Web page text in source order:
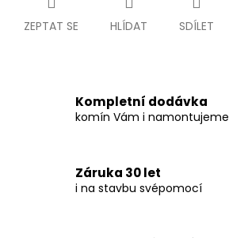
ZEPTAT SE HLÍDAT SDÍLET
Kompletní dodávka
komín Vám i namontujeme
Záruka 30 let
i na stavbu svépomocí